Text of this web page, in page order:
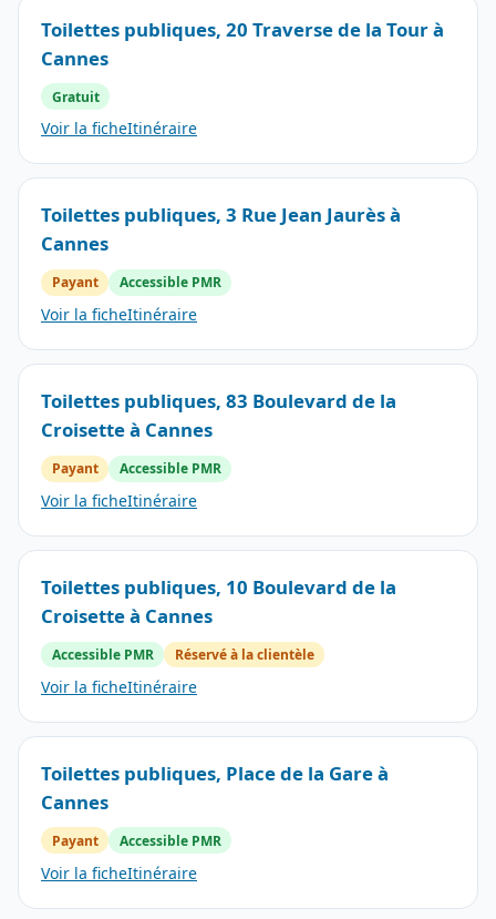
Toilettes publiques, 20 Traverse de la Tour à
Cannes
Gratuit
Voir la ficheItinéraire
Toilettes publiques, 3 Rue Jean Jaurès à
Cannes
Payant Accessible PMR
Voir la ficheItinéraire
Toilettes publiques, 83 Boulevard de la
Croisette à Cannes
Payant Accessible PMR
Voir la ficheItinéraire
Toilettes publiques, 10 Boulevard de la
Croisette à Cannes
Accessible PMR Réservé à la clientèle
Voir la ficheItinéraire
Toilettes publiques, Place de la Gare à
Cannes
Payant Accessible PMR
Voir la ficheItinéraire